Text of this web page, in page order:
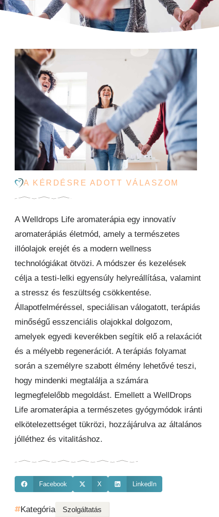
A KÉRDÉSRE ADOTT VÁLASZOM
A Welldrops Life aromaterápia egy innovatív
aromaterápiás életmód, amely a természetes
illóolajok erejét és a modern wellness
technológiákat ötvözi. A módszer és kezelések
célja a testi-lelki egyensúly helyreállítása, valamint
a stressz és feszültség csökkentése.
Állapotfelméréssel, speciálisan válogatott, terápiás
minőségű esszenciális olajokkal dolgozom,
amelyek egyedi keverékben segítik elő a relaxációt
és a mélyebb regenerációt. A terápiás folyamat
során a személyre szabott élmény lehetővé teszi,
hogy mindenki megtalálja a számára
legmegfelelőbb megoldást. Emellett a WellDrops
Life aromaterápia a természetes gyógymódok iránti
elkötelezettséget tükrözi, hozzájárulva az általános
jólléthez és vitalitáshoz.
Facebook X LinkedIn
Kategória Szolgáltatás